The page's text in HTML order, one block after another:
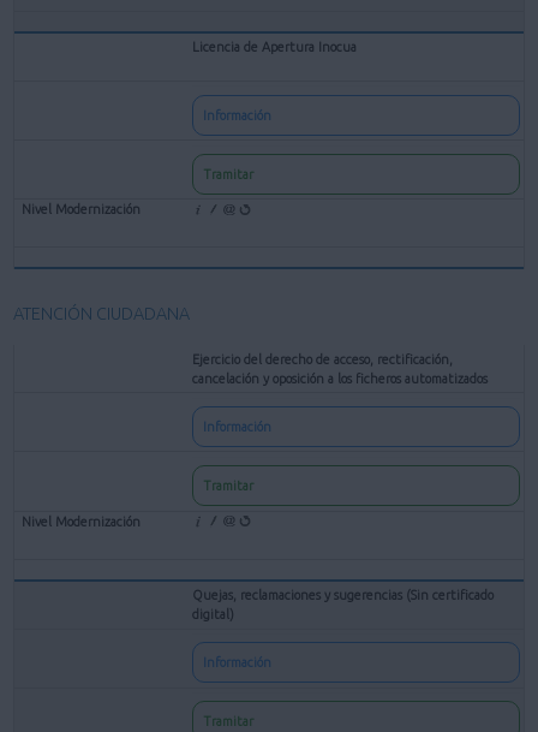
Licencia de Apertura Inocua
Información
Tramitar
ATENCIÓN CIUDADANA
Ejercicio del derecho de acceso, rectificación,
cancelación y oposición a los ficheros automatizados
Información
Tramitar
Quejas, reclamaciones y sugerencias (Sin certificado
digital)
Información
Tramitar